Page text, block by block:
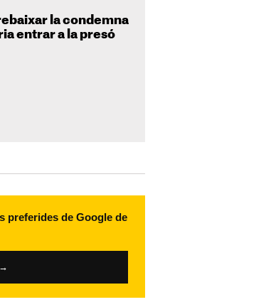
la condemna
entrar a la presó
preferides de Google de